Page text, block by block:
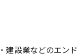
建設業などのエン